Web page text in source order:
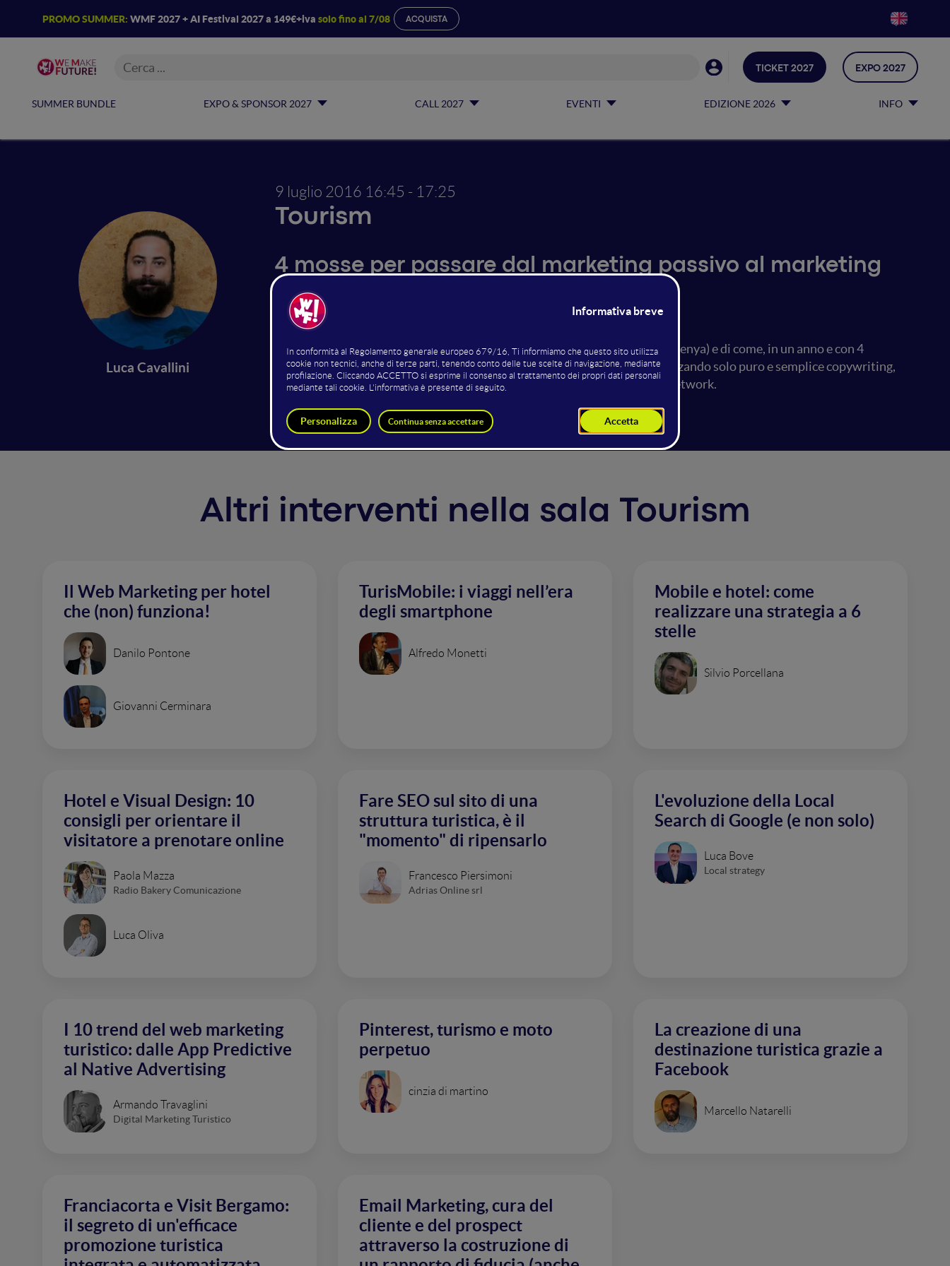
PROMO SUMMER: WMF 2027 + AI Festival 2027 a 149€+iva solo fino al 7/08 ACQUISTA
SUMMER BUNDLE EXPO & SPONSOR 2027 CALL 2027 EVENTI EDIZIONE 2026 INFO
TICKET 2027 EXPO 2027
Luca Cavallini
9 luglio 2016 16:45 - 17:25
Tourism
4 mosse per passare dal marketing passivo al marketing
attivo in una struttura turistica
In questo intervento vi illustrerò il case study di Garoda Beach (Watamu, Kenya) e di come, in un anno e con 4
semplici mosse, gli ho rivoluzionato il modo di ricevere prenotazioni, utilizzando solo puro e semplice copywriting,
qualità dei contenuti e strumenti gratuiti messi a disposizione dai social network.
Altri interventi nella sala Tourism
Il Web Marketing per hotel
che (non) funziona!
Danilo Pontone
Giovanni Cerminara
TurisMobile: i viaggi nell’era
degli smartphone
Alfredo Monetti
Mobile e hotel: come
realizzare una strategia a 6
stelle
Silvio Porcellana
Hotel e Visual Design: 10
consigli per orientare il
visitatore a prenotare online
Paola Mazza
Radio Bakery Comunicazione
Luca Oliva
Fare SEO sul sito di una
struttura turistica, è il
"momento" di ripensarlo
Francesco Piersimoni
Adrias Online srl
L'evoluzione della Local
Search di Google (e non solo)
Luca Bove
Local strategy
I 10 trend del web marketing
turistico: dalle App Predictive
al Native Advertising
Armando Travaglini
Digital Marketing Turistico
Pinterest, turismo e moto
perpetuo
cinzia di martino
La creazione di una
destinazione turistica grazie a
Facebook
Marcello Natarelli
Franciacorta e Visit Bergamo:
il segreto di un'efficace
promozione turistica
Email Marketing, cura del
cliente e del prospect
attraverso la costruzione di